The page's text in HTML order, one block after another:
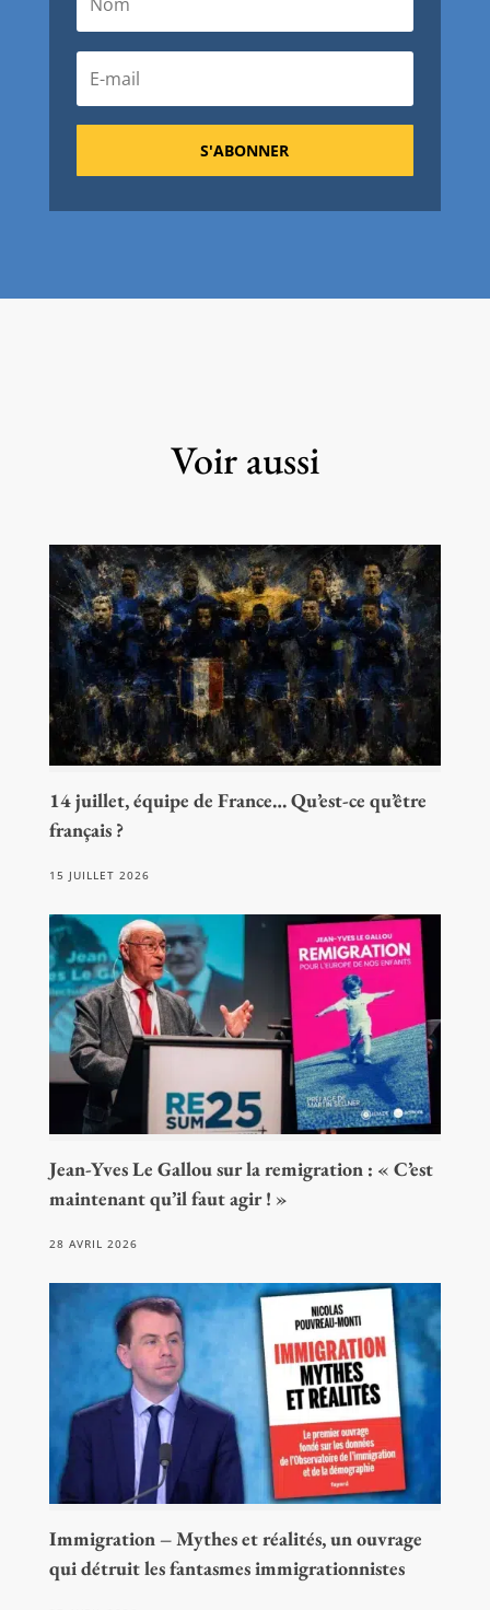
S'ABONNER
Voir aussi
14 juillet, équipe de France… Qu’est-ce qu’être
français ?
15 JUILLET 2026
Jean-Yves Le Gallou sur la remigration : « C’est
maintenant qu’il faut agir ! »
28 AVRIL 2026
Immigration – Mythes et réalités, un ouvrage
qui détruit les fantasmes immigrationnistes